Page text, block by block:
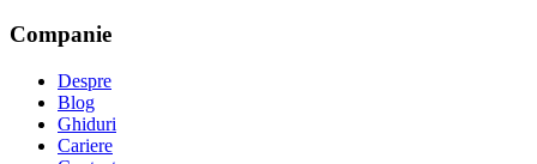
Companie
Despre
Blog
Ghiduri
Cariere